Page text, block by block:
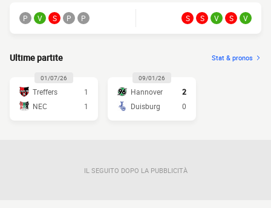
P V S P P S S V S V
Ultime partite Stat & pronos
01/07/26
Treffers
1
NEC
1
09/01/26
Hannover
2
Duisburg
0
IL SEGUITO DOPO LA PUBBLICITÀ